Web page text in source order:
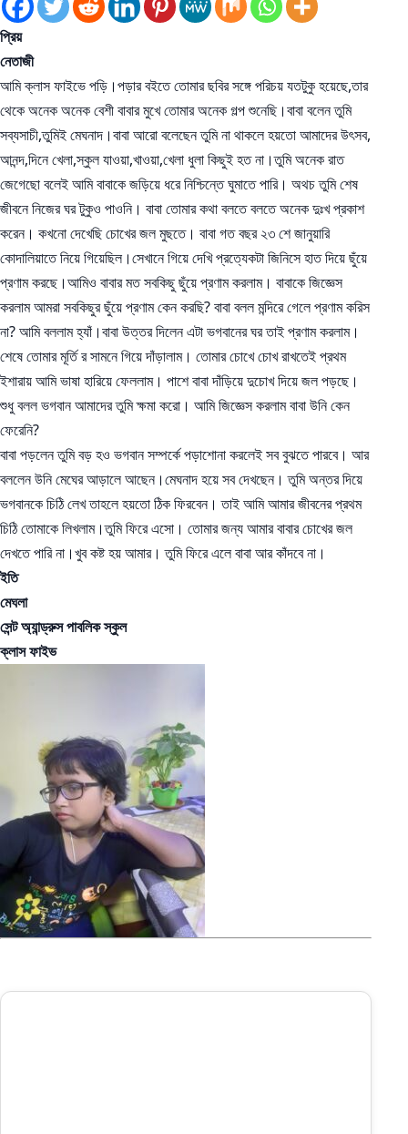
প্রিয়
নেতাজী
আমি ক্লাস ফাইভে পড়ি।পড়ার বইতে তোমার ছবির সঙ্গে পরিচয় যতটুকু হয়েছে,তার
থেকে অনেক অনেক বেশী বাবার মুখে তোমার অনেক গল্প শুনেছি।বাবা বলেন তুমি
সব্যসাচী,তুমিই মেঘনাদ।বাবা আরো বলেছেন তুমি না থাকলে হয়তো আমাদের উৎসব,
আনন্দ,দিনে খেলা,স্কুল যাওয়া,খাওয়া,খেলা ধুলা কিছুই হত না।তুমি অনেক রাত
জেগেছো বলেই আমি বাবাকে জড়িয়ে ধরে নিশ্চিন্তে ঘুমাতে পারি। অথচ তুমি শেষ
জীবনে নিজের ঘর টুকুও পাওনি। বাবা তোমার কথা বলতে বলতে অনেক দুঃখ প্রকাশ
করেন। কখনো দেখেছি চোখের জল মুছতে। বাবা গত বছর ২৩ শে জানুয়ারি
কোদালিয়াতে নিয়ে গিয়েছিল।সেখানে গিয়ে দেখি প্রত্যেকটা জিনিসে হাত দিয়ে ছুঁয়ে
প্রণাম করছে।আমিও বাবার মত সবকিছু ছুঁয়ে প্রণাম করলাম। বাবাকে জিজ্ঞেস
করলাম আমরা সবকিছুর ছুঁয়ে প্রণাম কেন করছি? বাবা বলল মন্দিরে গেলে প্রণাম করিস
না? আমি বললাম হ্যাঁ।বাবা উত্তর দিলেন এটা ভগবানের ঘর তাই প্রণাম করলাম।
শেষে তোমার মূর্তি র সামনে গিয়ে দাঁড়ালাম। তোমার চোখে চোখ রাখতেই প্রথম
ইশারায় আমি ভাষা হারিয়ে ফেললাম। পাশে বাবা দাঁড়িয়ে দুচোখ দিয়ে জল পড়ছে।
শুধু বলল ভগবান আমাদের তুমি ক্ষমা করো। আমি জিজ্ঞেস করলাম বাবা উনি কেন
ফেরেনি?
বাবা পড়লেন তুমি বড় হও ভগবান সম্পর্কে পড়াশোনা করলেই সব বুঝতে পারবে। আর
বললেন উনি মেঘের আড়ালে আছেন।মেঘনাদ হয়ে সব দেখছেন। তুমি অন্তর দিয়ে
ভগবানকে চিঠি লেখ তাহলে হয়তো ঠিক ফিরবেন। তাই আমি আমার জীবনের প্রথম
চিঠি তোমাকে লিখলাম।তুমি ফিরে এসো। তোমার জন্য আমার বাবার চোখের জল
দেখতে পারি না।খুব কষ্ট হয় আমার। তুমি ফিরে এলে বাবা আর কাঁদবে না।
ইতি
মেঘলা
সেন্ট অ্যান্ড্রুস পাবলিক স্কুল
ক্লাস ফাইভ